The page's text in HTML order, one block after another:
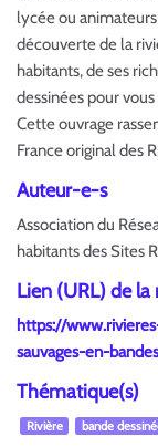
lycée ou
découverte de la
habitants, de ses
dessinées pour
Cette ouvrage
France original des
Auteur-e-s
Association du
habitants des Sites
Lien (URL) de la
https://
sauvages-en-
Thématique(s)
Rivière bande